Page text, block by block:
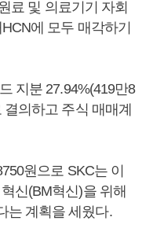
료 및 의료기기 자회
에 모두 매각하기
지분 27.94%(419만8
의하고 주식 매매계
원으로 SKC는 이
신(BM혁신)을 위해
는 계획을 세웠다.